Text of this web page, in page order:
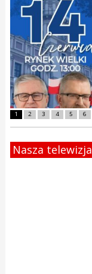
1 2 3 4 5 6
Nasza telewizja